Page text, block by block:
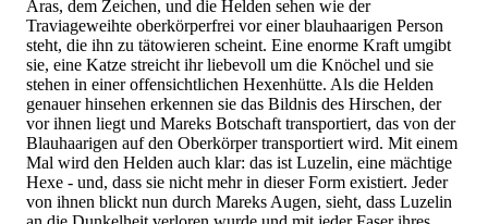
Aras, dem Zeichen, und die Helden sehen wie der
Traviageweihte oberkörperfrei vor einer blauhaarigen Person
steht, die ihn zu tätowieren scheint. Eine enorme Kraft umgibt
sie, eine Katze streicht ihr liebevoll um die Knöchel und sie
stehen in einer offensichtlichen Hexenhütte. Als die Helden
genauer hinsehen erkennen sie das Bildnis des Hirschen, der
vor ihnen liegt und Mareks Botschaft transportiert, das von der
Blauhaarigen auf den Oberkörper transportiert wird. Mit einem
Mal wird den Helden auch klar: das ist Luzelin, eine mächtige
Hexe - und, dass sie nicht mehr in dieser Form existiert. Jeder
von ihnen blickt nun durch Mareks Augen, sieht, dass Luzelin